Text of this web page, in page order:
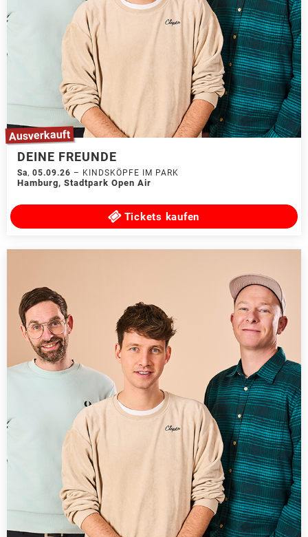
Ausverkauft
DEINE FREUNDE
Sa, 05.09.26 – KINDSKÖPFE IM PARK
Hamburg, Stadtpark Open Air
Tickets kaufen